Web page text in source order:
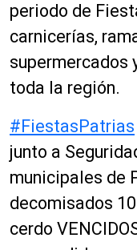
periodo de
carnicerías,
supermercados
toda la región.
#FiestasPatrias
junto a
municipales de
decomisados
cerdo